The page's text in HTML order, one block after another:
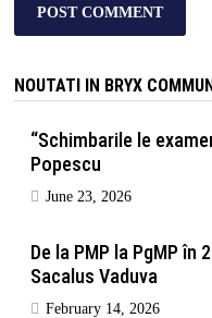
NOUTATI IN BRYX
“Schimbarile le
Popescu
June 23, 2026
De la PMP la PgMP în
Sacalus Vaduva
February 14, 2026